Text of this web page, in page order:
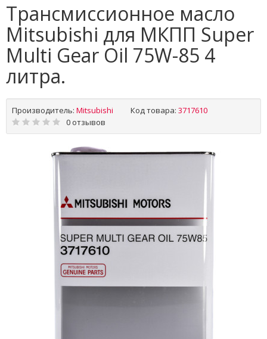
Трансмиссионное масло
Mitsubishi для МКПП Super
Multi Gear Oil 75W-85 4
литра.
Производитель: Mitsubishi Код товара: 3717610
0 отзывов